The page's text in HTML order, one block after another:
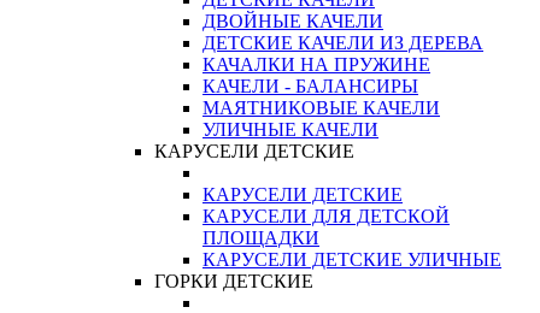
ДВОЙНЫЕ КАЧЕЛИ
ДЕТСКИЕ КАЧЕЛИ ИЗ ДЕРЕВА
КАЧАЛКИ НА ПРУЖИНЕ
КАЧЕЛИ - БАЛАНСИРЫ
МАЯТНИКОВЫЕ КАЧЕЛИ
УЛИЧНЫЕ КАЧЕЛИ
КАРУСЕЛИ ДЕТСКИЕ
КАРУСЕЛИ ДЕТСКИЕ
КАРУСЕЛИ ДЛЯ ДЕТСКОЙ
ПЛОЩАДКИ
КАРУСЕЛИ ДЕТСКИЕ УЛИЧНЫЕ
ГОРКИ ДЕТСКИЕ